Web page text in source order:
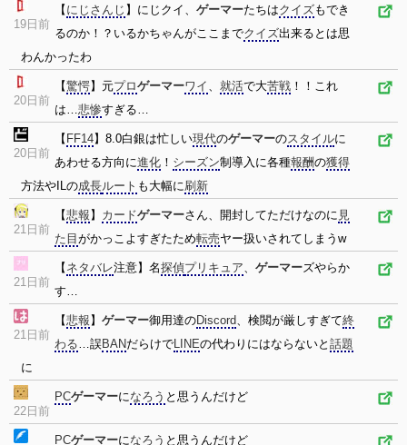
19日前
【 にじさんじ 】にじクイ、 ゲーマーたちはクイズもでき
るのか！？いるかちゃんがここまでクイズ出来るとは思
わんかったわ
20日前
【驚愕】元プロゲーマーワイ 、 就活で大苦戦 ！！これ
は…悲惨すぎる…
20日前
【 FF14】8.0白銀は忙しい現代のゲーマーのスタイルに
あわせる方向に進化 ！ シーズン制導入に各種報酬の獲得
方法やILの成長ルート も大幅に刷新
21日前
【悲報 】 カードゲーマーさん、開封してただけなのに 見
た目 がかっこよすぎたため転売ヤー扱いされてしまうw
21日前
【 ネタバレ注意】名探偵プリキュア、 ゲーマーズやらか
す…
21日前
【悲報 】 ゲーマー御用達のDiscord、検閲が厳しすぎて終
わる…誤BANだらけでLINEの代わりにはならないと 話題
に
22日前
PCゲーマーになろう と思うんだけど
PCゲーマーになろう と思うんだけど